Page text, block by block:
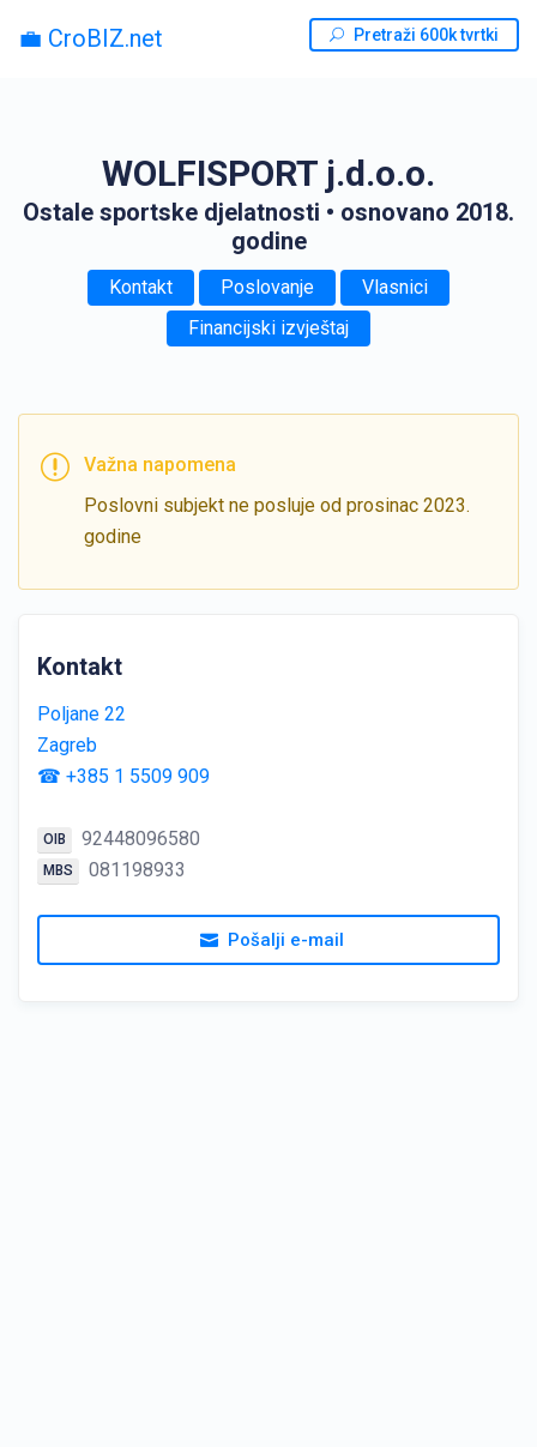
💼 CroBIZ.net Pretraži 600k tvrtki
WOLFISPORT j.d.o.o.
Ostale sportske djelatnosti • osnovano 2018.
godine
Kontakt Poslovanje
Vlasnici
Financijski izvještaj
Važna napomena
Poslovni subjekt ne posluje od prosinac 2023.
godine
Kontakt
Poljane 22
Zagreb
☎ +385 1 5509 909
OIB 92448096580
MBS 081198933
Pošalji e-mail